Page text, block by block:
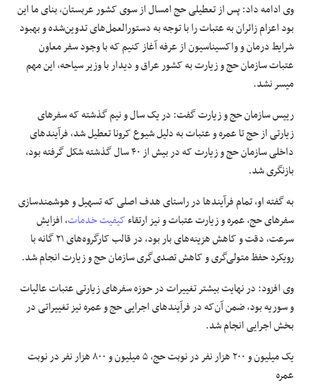
وی ادامه داد: پس از تعطیلی حج امسال از سوی کشور عربستان، بنای ما این
بود اعزام زائران به عتبات را با توجه به دستورالعمل‌های تدوین‌شده و بهبود
شرایط درمان و واکسیناسیون از عرفه آغاز کنیم که با وجود سفر معاون
عتبات سازمان حج و زیارت به کشور عراق و دیدار با وزیر سیاحه، این مهم
میسر نشد.
رییس سازمان حج و زیارت گفت: در یک سال و نیم گذشته که سفرهای
زیارتی از حج تا عمره و عتبات به دلیل شیوع کرونا تعطیل شد، فرآیندهای
داخلی سازمان حج و زیارت که در بیش از ۴۰ سال گذشته شکل گرفته بود،
بازنگری شد.
به گفته او، تمام فرآیندها در راستای هدف اصلی که تسهیل و هوشمندسازی
سفرهای حج، عمره و زیارت عتبات و نیز ارتقاءکیفیت خدمات، افزایش
سرعت، دقت و کاهش هزینه‌های بار بود، در قالب کارگروه‌های ۲۱ گانه با
رویکرد حفظ متولی‌گری و کاهش تصدی‌گری سازمان حج و زیارت انجام شد.
وی افزود: در نهایت بیشتر تغییرات در حوزه سفرهای زیارتی عتبات عالیات
و سوریه بود، ضمن آن‌که در فرآیندهای اجرایی حج و عمره نیز تغییراتی در
بخش اجرایی انجام شد.
یک میلیون و ۲۰۰ هزار نفر در نوبت حج، ۵ میلیون و ۸۰۰ هزار نفر در نوبت
عمره